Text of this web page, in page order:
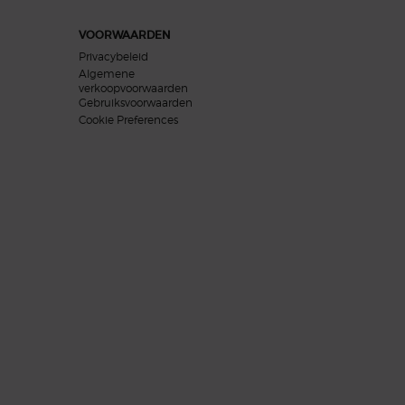
VOORWAARDEN
Privacybeleid
Algemene
verkoopvoorwaarden
Gebruiksvoorwaarden
Cookie Preferences